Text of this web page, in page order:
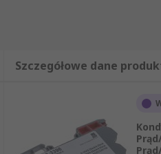
często używane w
na format
również obsługiwać
Szczegółowe dane